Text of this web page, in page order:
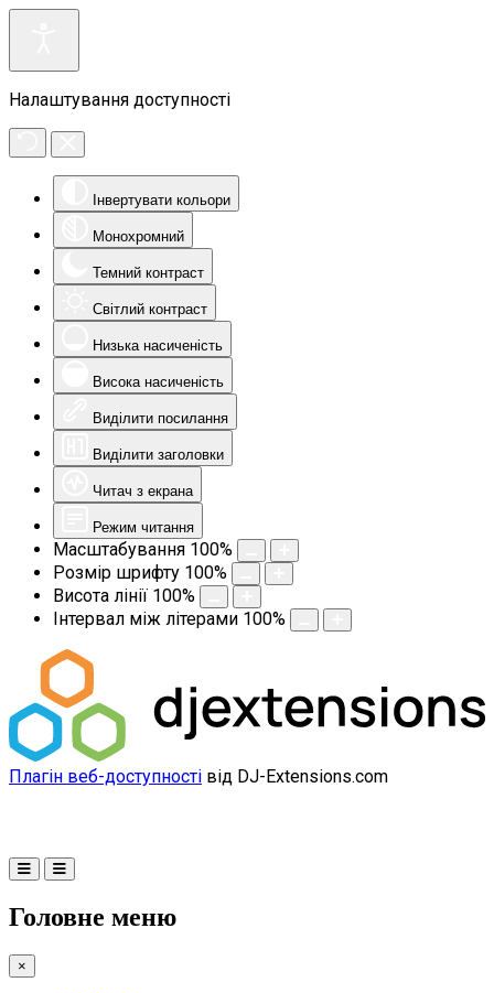
Налаштування доступності
Інвертувати кольори
Монохромний
Темний контраст
Світлий контраст
Низька насиченість
Висока насиченість
Виділити посилання
Виділити заголовки
Читач з екрана
Режим читання
Масштабування 100%
Розмір шрифту 100%
Висота лінії 100%
Інтервал між літерами 100%
Плагін веб-доступності від DJ-Extensions.com
Головне меню
×